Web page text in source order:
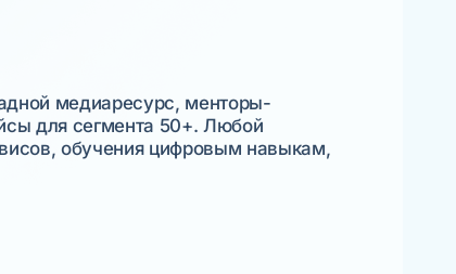
медиаресурс, менторы-
для сегмента 50+. Любой
обучения цифровым навыкам,